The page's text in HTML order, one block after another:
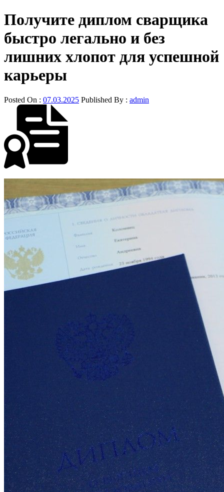
Получите диплом сварщика
быстро легально и без
лишних хлопот для успешной
карьеры
Posted On : 07.03.2025 Published By : admin